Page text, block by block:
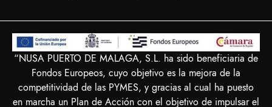
“NUSA PUERTO DE MALAGA, S.L. ha sido beneficiaria de
Fondos Europeos, cuyo objetivo es la mejora de la
competitividad de las PYMES, y gracias al cual ha puesto
en marcha un Plan de Acción con el objetivo de impulsar el